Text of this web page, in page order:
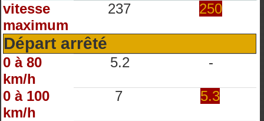
vitesse
maximum
237 250
Départ arrêté
0 à 80
km/h
5.2 -
0 à 100
km/h
7 5.3